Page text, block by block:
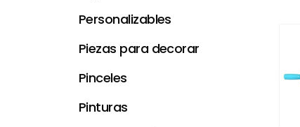
Personalizables
Piezas para decorar
Pinceles
Pinturas